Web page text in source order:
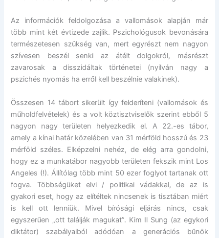
Az információk feldolgozása a vallomások alapján már
több mint két évtizede zajlik. Pszichológusok bevonására
természetesen szükség van, mert egyrészt nem nagyon
szívesen beszél senki az átélt dolgokról, másrészt
zavarosak a disszidáltak történetei (nyilván nagy a
pszichés nyomás ha erről kell beszélnie valakinek).
Összesen 14 tábort sikerült így felderíteni (vallomások és
műholdfelvételek) és a volt köztisztviselők szerint ebből 5
nagyon nagy területen helyezkedik el. A 22.-es tábor,
amely a kínai határ közelében van 31 mérföld hosszú és 23
mérföld széles. Elképzelni nehéz, de elég arra gondolni,
hogy ez a munkatábor nagyobb területen fekszik mint Los
Angeles (!). Állítólag több mint 50 ezer foglyot tartanak ott
fogva. Többségüket elvi / politikai vádakkal, de az is
gyakori eset, hogy az elítéltek nincsenek is tisztában miért
is kell ott lenniük. Mivel bírósági eljárás nincs, csak
egyszerűen „ott találják magukat”. Kim Il Sung (az egykori
diktátor) szabályaiból adódóan a generációs bűnök